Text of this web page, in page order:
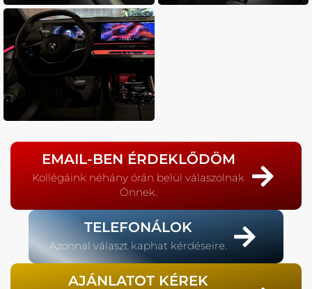
EMAIL-BEN ÉRDEKLŐDÖM
Kollégáink néhány órán belül válaszolnak
Önnek.
TELEFONÁLOK
Azonnal választ kaphat kérdéseire.
AJÁNLATOT KÉREK